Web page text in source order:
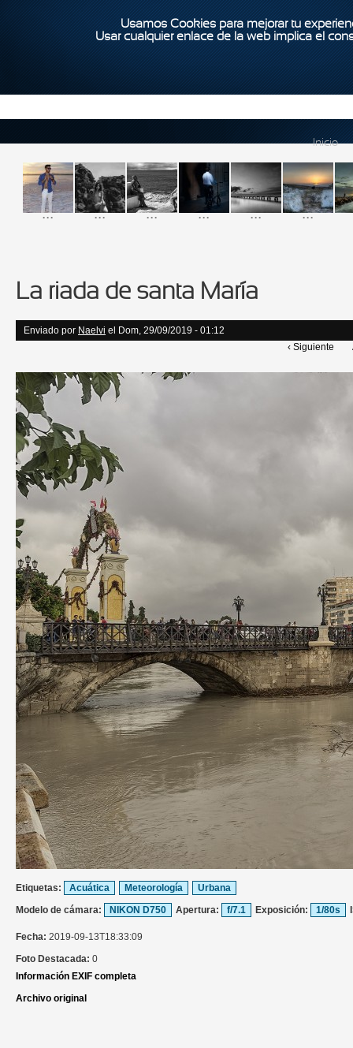
Usamos Cookies para mejorar tu
Usar cualquier enlace de la web implica el
Inicio
... ... ... ... ... ...
La riada de santa María
Enviado por Naelvi el Dom, 29/09/2019 - 01:12
‹ Siguiente
Etiquetas: Acuática Meteorología
Urbana
Modelo de cámara:
NIKON D750 Apertura: f/7.1 Exposición: 1/80s
Fecha: 2019-09-13T18:33:09
Foto Destacada: 0
Información EXIF completa
Archivo original